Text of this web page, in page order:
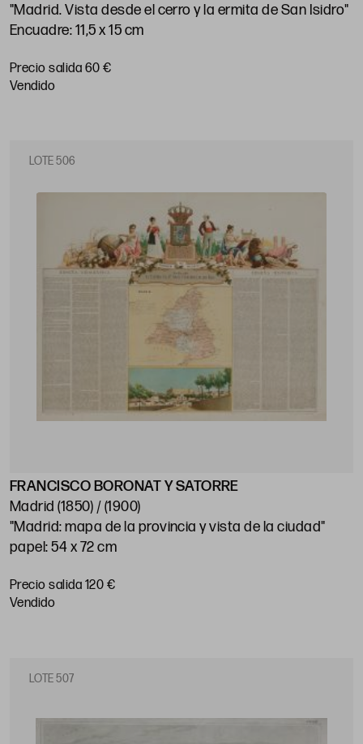
"Madrid. Vista desde el cerro y la ermita de San Isidro"
Encuadre: 11,5 x 15 cm
Precio salida 60 €
vendido
LOTE 506
FRANCISCO BORONAT Y SATORRE
Madrid (1850) / (1900)
"Madrid: mapa de la provincia y vista de la ciudad"
papel: 54 x 72 cm
Precio salida 120 €
vendido
LOTE 507